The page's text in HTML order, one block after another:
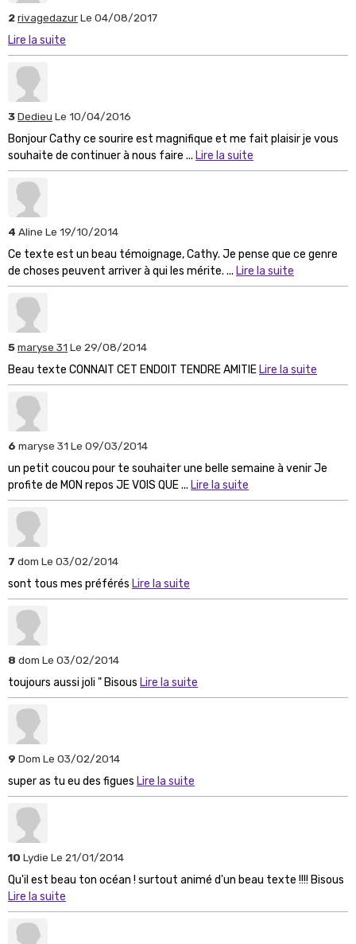
2rivagedazurLe 04/08/2017
Lire la suite
3Dedieu Le 10/04/2016
Bonjour Cathy ce sourire est magnifique et me fait plaisir je vous
souhaite de continuer à nous faire ... Lire la suite
4 Aline Le 19/10/2014
Ce texte est un beau témoignage, Cathy. Je pense que ce genre
de choses peuvent arriver à qui les mérite. ... Lire la suite
5maryse 31 Le 29/08/2014
Beau texte CONNAIT CET ENDOIT TENDRE AMITIE Lire la suite
6 maryse 31 Le 09/03/2014
un petit coucou pour te souhaiter une belle semaine à venir Je
profite de MON repos JE VOIS QUE ... Lire la suite
7 dom Le 03/02/2014
sont tous mes préférés Lire la suite
8 dom Le 03/02/2014
toujours aussi joli " Bisous Lire la suite
9 Dom Le 03/02/2014
super as tu eu des figues Lire la suite
10 Lydie Le 21/01/2014
Qu'il est beau ton océan ! surtout animé d'un beau texte !!!! Bisous
Lire la suite